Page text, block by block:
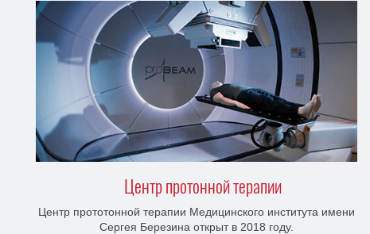
Центр протонной терапии
Центр прототонной терапии Медицинского института имени
Сергея Березина открыт в 2018 году.